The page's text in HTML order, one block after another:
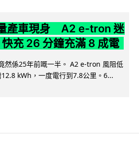
產車現身 A2 e-tron 迷
充 26 分鐘充滿 8 成電
然係25年前嘅一半。 A2 e-tron 風阻低
kWh，一度電行到7.8公里。6...